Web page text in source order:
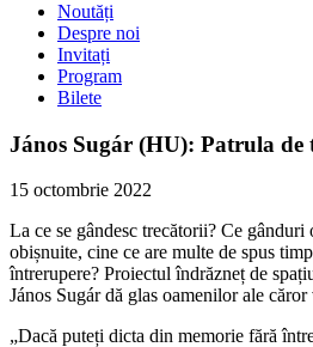
Noutăți
Despre noi
Invitați
Program
Bilete
János Sugár (HU): Patrula de
15 octombrie 2022
La ce se gândesc trecătorii? Ce gânduri
obișnuite, cine ce are multe de spus
întrerupere? Proiectul îndrăzneț de
János Sugár dă glas oamenilor ale
„Dacă puteți dicta din memorie fără